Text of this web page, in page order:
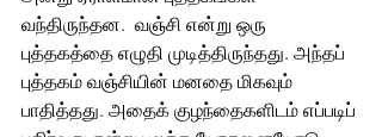
வந்திருந்தன.  வஞ்சி என்று ஒரு
புத்தகத்தை எழுதி முடித்திருந்தது. அந்தப்
புத்தகம் வஞ்சியின் மனதை மிகவும்
பாதித்தது. அதைக் குழந்தைகளிடம் எப்படிப்